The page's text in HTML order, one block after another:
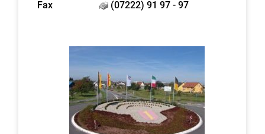
Fax
(07222) 91 97 - 97